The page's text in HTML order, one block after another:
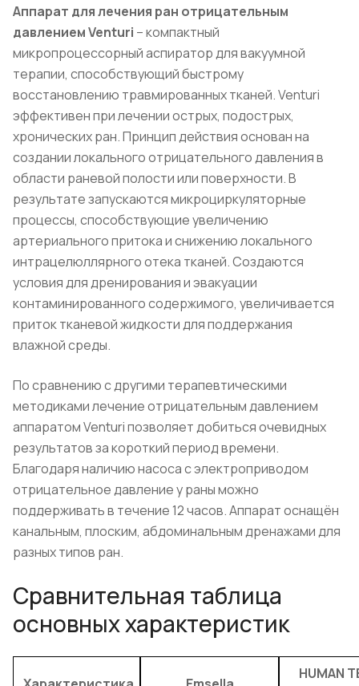
Аппарат для лечения ран отрицательным
давлением Venturi – компактный
микропроцессорный аспиратор для вакуумной
терапии, способствующий быстрому
восстановлению травмированных тканей. Venturi
эффективен при лечении острых, подострых,
хронических ран. Принцип действия основан на
создании локального отрицательного давления в
области раневой полости или поверхности. В
результате запускаются микроциркуляторные
процессы, способствующие увеличению
артериального притока и снижению локального
интрацелюллярного отека тканей. Создаются
условия для дренирования и эвакуации
контаминированного содержимого, увеличивается
приток тканевой жидкости для поддержания
влажной среды.
По сравнению с другими терапевтическими
методиками лечение отрицательным давлением
аппаратом Venturi позволяет добиться очевидных
результатов за короткий период времени.
Благодаря наличию насоса с электроприводом
отрицательное давление у раны можно
поддерживать в течение 12 часов. Аппарат оснащён
канальным, плоским, абдоминальным дренажами для
разных типов ран.
Сравнительная таблица
основных характеристик
HUMAN